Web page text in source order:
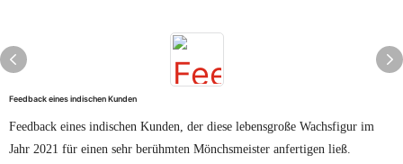
Feedback eines indischen Kunden
Feedback eines indischen Kunden, der diese lebensgroße Wachsfigur im
Jahr 2021 für einen sehr berühmten Mönchsmeister anfertigen ließ.